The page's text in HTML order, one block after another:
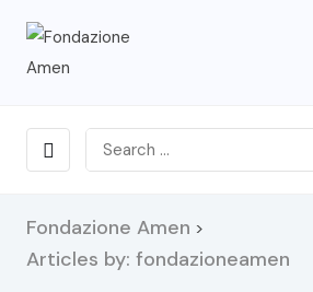
Fondazione Amen >
Articles by: fondazioneamen